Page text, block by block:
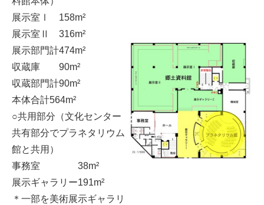
展示室Ⅰ
158m²
展示室Ⅱ
316m²
展示部門計474m²
収蔵庫
90m²
収蔵部門計90m²
本体合計564m²
○共用部分（文化センター
共有部分でプラネタリウム
館と共用）
事務室
38m²
展示ギャラリー191m²
＊一部を美術展示ギャラリ